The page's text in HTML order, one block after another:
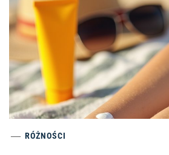
RÓŻNOŚCI